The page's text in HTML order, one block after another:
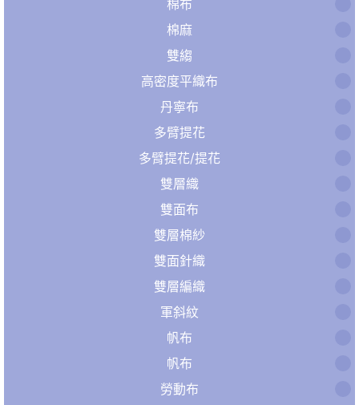
棉布
棉麻
雙縐
高密度平織布
丹寧布
多臂提花
多臂提花/提花
雙層織
雙面布
雙層棉紗
雙面針織
雙層編織
軍斜紋
帆布
帆布
勞動布